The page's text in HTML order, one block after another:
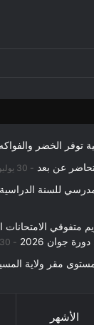
توفر الخضر والفواكه
عن بعد 30 يوليو، 2026
للسنة الدراسية 2026-2027
متفوقي
جوان 2026
30 يوليو، 2026
مقر ولاية
الأشهر